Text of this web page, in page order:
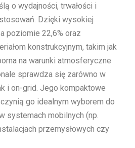
o wydajności, trwałości i
Dzięki wysokiej
poziomie 22,6% oraz
konstrukcyjnym, takim jak
na warunki atmosferyczne
sprawdza się zarówno w
i on-grid. Jego kompaktowe
go idealnym wyborem do
systemach mobilnych (np.
przemysłowych czy